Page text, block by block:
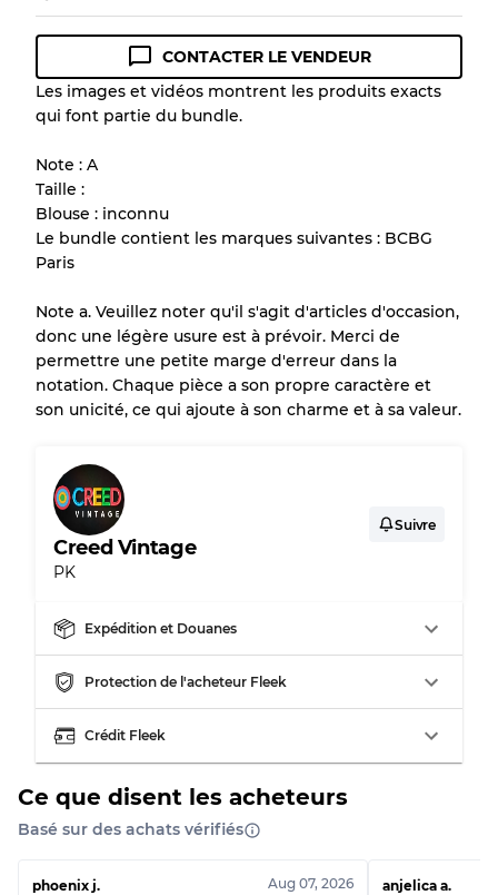
Guide des conditions
Tous les produits incluent un niveau de
de chaque article avant l'achat.
Il y a une marge d'erreur allant jusqu'à
en raison de la vente en gros
Notre système à 3 niveaux
Qualité APresque neuf, usure légère
Qualité C
Répartition pour ratios mixtes
Qualité AB
70% A, 30% B
Qualité BC
60% B, 40% C
Qualité ABC
30% A, 40% B, 30% C
CONTACTER LE VENDEUR
Les images et vidéos montrent les produits exacts
qui font partie du bundle.
Note : A
Taille :
Blouse : inconnu
Le bundle contient les marques suivantes : BCBG
Paris
Note a. Veuillez noter qu'il s'agit d'articles d'occasion,
donc une légère usure est à prévoir. Merci de
permettre une petite marge d'erreur dans la
notation. Chaque pièce a son propre caractère et
son unicité, ce qui ajoute à son charme et à sa valeur.
Creed Vintage
PK
Suivre
Expédition et Douanes
Protection de l'acheteur Fleek
Crédit Fleek
Ce que disent les acheteurs
Basé sur des achats vérifiés
phoenix j.
Aug 07, 2026
anjelica a.